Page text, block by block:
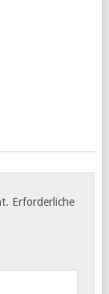
Erforderliche